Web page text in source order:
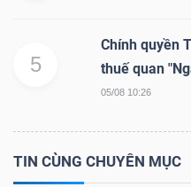
5
Chính quyền
thuế quan
05/08 10:26
TIN CÙNG CHUYÊN MỤC